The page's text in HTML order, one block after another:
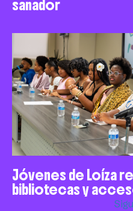
sanador
Jóvenes de Loíza
bibliotecas y